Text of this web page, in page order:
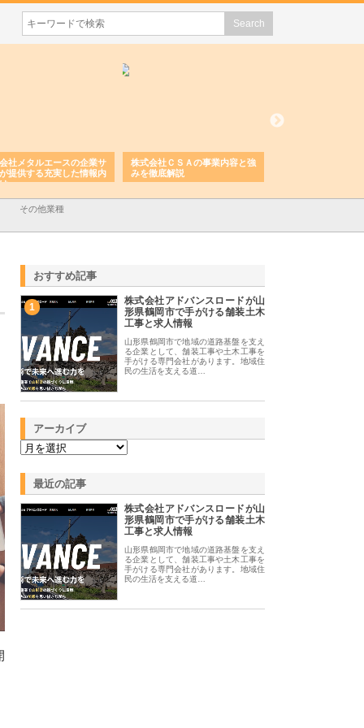
社メタルエースの企業サ
提供する充実した情報内
株式会社ＣＳＡの事業内容と強
みを徹底解説
その他業種
おすすめ記事
1
株式会社アドバンスロードが山
形県鶴岡市で手がける舗装土木
工事と求人情報
山形県鶴岡市で地域の道路基盤を支え
る企業として、舗装工事や土木工事を
手がける専門会社があります。地域住
民の生活を支える道…
アーカイブ
最近の記事
株式会社アドバンスロードが山
形県鶴岡市で手がける舗装土木
工事と求人情報
山形県鶴岡市で地域の道路基盤を支え
る企業として、舗装工事や土木工事を
手がける専門会社があります。地域住
民の生活を支える道…